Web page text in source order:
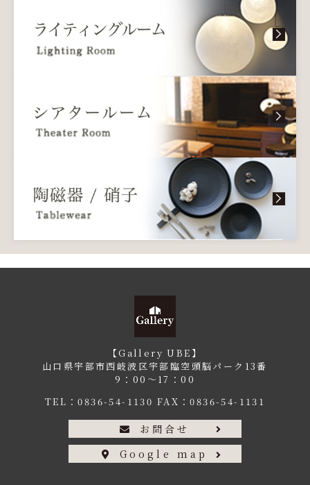
【Gallery UBE】
山口県宇部市西岐波区宇部臨空頭脳パーク13番
9：00〜17：00
TEL：0836-54-1130 FAX：0836-54-1131
お問合せ
Google map